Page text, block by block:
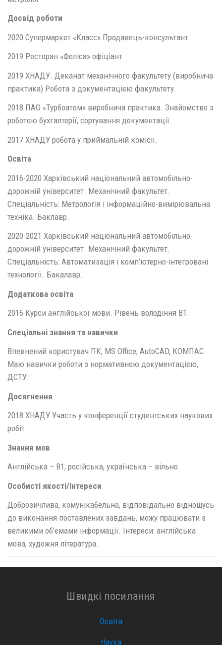
Досвід роботи
2020 Супермаркет «Класс» Продавець-консультант
2019 Ресторан «Феліса» офіціант
2019 ХНАДУ. Деканат механічного факультету (виробнича
практика) Робота з документацією факультету.
2018 ПАО «Турбоатом» виробнича практика. Знайомство з
роботою бухгалтерії, сортування документації.
2017 ХНАДУ робота у приймальній комісії.
Освіта
2016-2020 Харківський національний автомобільно-
дорожній університет. Механічний факультет.
Спеціальність: Метрологія і інформаційно-вимірювальна
техніка. Баклавр.
2020-2021 Харківський національний автомобільно-
дорожній університет. Механічний факультет.
Спеціальність: Автоматизація і комп’ютерно-інтегровані
технології. Бакалавр.
Додаткова освіта
2016 Курси англійської мови. Рівень володіння В1.
Спеціальні знання та навички
Впевнений користувач ПК, MS Office, AutoCAD, КОМПАС.
Маю навички роботи з нормативною документацією,
ДСТУ.
Досягнення
2018 ХНАДУ Участь у конференції студентських наукових
робіт.
Знання мов
Англійська – В1, російська, українська – вільно.
Особисті якості/Інтереси
Доброзичлива, комунікабельна, відповідально відношусь
до виконання поставлених завдань, можу працювати з
великими об’ємами інформації. Інтереси: англійська
мова, художня література.
Швидкі посилання
Освіта
Наука